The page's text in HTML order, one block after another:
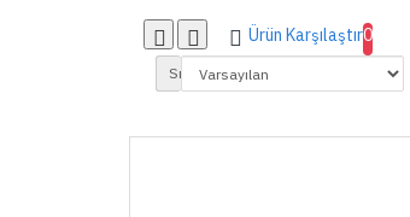
Ürün Karşılaştır0
Sırala: